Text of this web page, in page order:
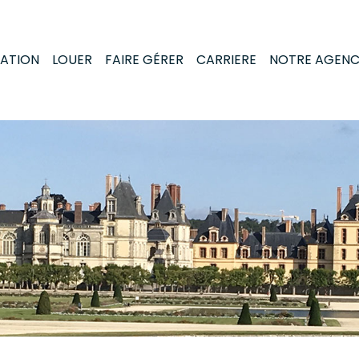
LOUER FAIRE GÉRER CARRIERE NOTRE